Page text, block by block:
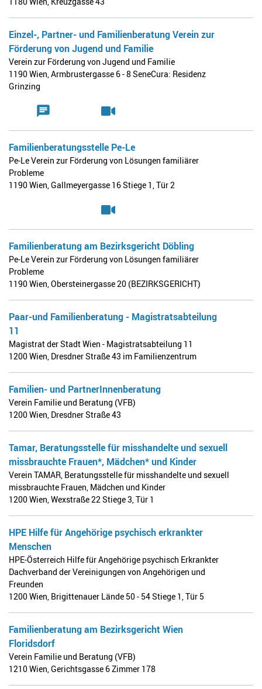
Einzel-, Partner- und Familienberatung Verein zur
Förderung von Jugend und Familie
Verein zur Förderung von Jugend und Familie
1190 Wien,Armbrustergasse 6 - 8 SeneCura: Residenz
Grinzing
Familienberatungsstelle Pe-Le
Pe-Le Verein zur Förderung von Lösungen familiärer
Probleme
1190 Wien,Gallmeyergasse 16 Stiege 1, Tür 2
Familienberatung am Bezirksgericht Döbling
Pe-Le Verein zur Förderung von Lösungen familiärer
Probleme
1190 Wien,Obersteinergasse 20 (BEZIRKSGERICHT)
Paar-und Familienberatung - Magistratsabteilung
11
Magistrat der Stadt Wien - Magistratsabteilung 11
1200 Wien, Dresdner Straße 43 im Familienzentrum
Familien- und PartnerInnenberatung
Verein Familie und Beratung (VFB)
1200 Wien, Dresdner Straße 43
Tamar, Beratungsstelle für misshandelte und sexuell
missbrauchte Frauen*, Mädchen* und Kinder
Verein TAMAR, Beratungsstelle für misshandelte und sexuell
missbrauchte Frauen, Mädchen und Kinder
1200 Wien,Wexstraße 22 Stiege 3, Tür 1
HPE Hilfe für Angehörige psychisch erkrankter
Menschen
HPE-Österreich Hilfe für Angehörige psychisch Erkrankter
Dachverband der Vereinigungen von Angehörigen und
Freunden
1200 Wien, Brigittenauer Lände 50 - 54 Stiege 1, Tür 5
Familienberatung am Bezirksgericht Wien
Floridsdorf
Verein Familie und Beratung (VFB)
1210 Wien,Gerichtsgasse 6 Zimmer 178